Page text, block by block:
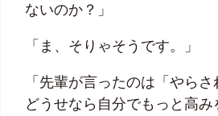
ないのか？」
「ま、そりゃそうです。」
「先輩が言ったのは「やら
どうせなら自分でもっと高